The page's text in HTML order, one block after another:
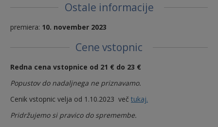
Ostale informacije
premiera: 10. november 2023
Cene vstopnic
Redna cena vstopnice od 21 € do 23 €
Popustov do nadaljnega ne priznavamo.
Cenik vstopnic velja od 1.10.2023 več tukaj.
Pridržujemo si pravico do spremembe.